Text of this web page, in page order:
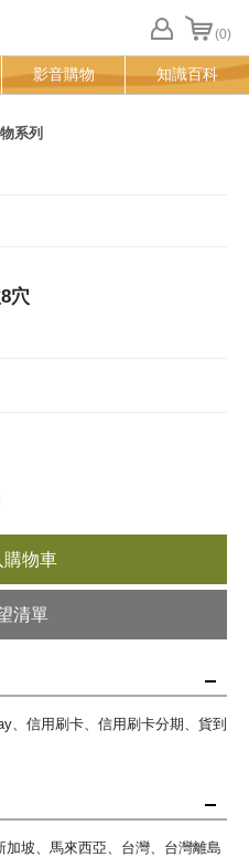
(0)
FB
登
影音購物 知識百科
系列
穴
購物車
清單
、信用刷卡、信用刷卡分期、貨到
坡、馬來西亞、台灣、台灣離島